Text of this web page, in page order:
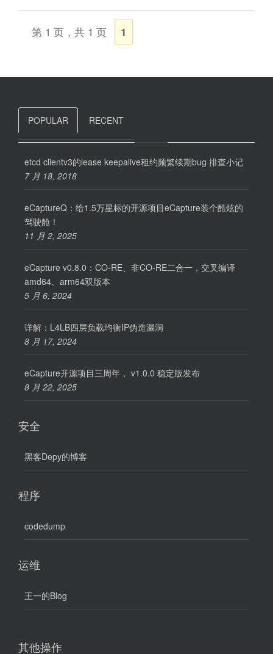
第 1 页，共 1 页 1
POPULAR RECENT
etcd clientv3的lease keepalive租约频繁续期bug 排查小记
7 月 18, 2018
eCaptureQ：给1.5万星标的开源项目eCapture装个酷炫的
驾驶舱！
11 月 2, 2025
eCapture v0.8.0：CO-RE、非CO-RE二合一，交叉编译
amd64、arm64双版本
5 月 6, 2024
详解：L4LB四层负载均衡IP伪造漏洞
8 月 17, 2024
eCapture开源项目三周年， v1.0.0 稳定版发布
8 月 22, 2025
安全
黑客Depy的博客
程序
codedump
运维
王一的Blog
其他操作